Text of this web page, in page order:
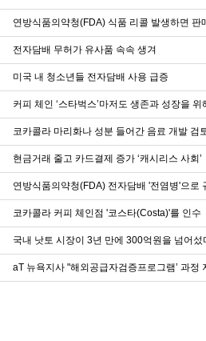
연방식품의약청(FDA) 식품 리콜 발생하면 판
전자담배 무허가 유사품 속속 생겨
미국 내 청소년들 전자담배 사용 급증
커피 체인 ‘스타벅스’마저도 생존과 성장을 위
코카콜라 마리화나 성분 들어간 음료 개발 검
현금거래 줄고 카드결제 증가 ‘캐시리스 사회’
연방식품의약청(FDA) 전자담배 '전염병'으로
코카콜라 커피 체인점 '코스타(Costa)'를 인수
국내 낫토 시장이 3년 만에 300억원을 넘어섰
aT 뉴욕지사 "해외공급자검증프로그램’ 과정